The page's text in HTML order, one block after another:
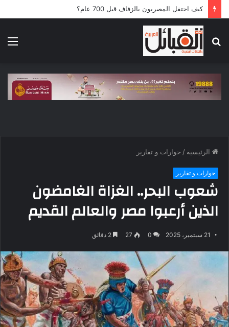
كيف احتفل المصريون بالزفاف قبل 700 عام؟
عن
الرئيسية / حوارات و تقارير
حوارات و تقارير
شعوب البحر.. الغزاة الغامضون
الذين أرعبوا مصر والعالم القديم
21 سبتمبر، 2025 0
27